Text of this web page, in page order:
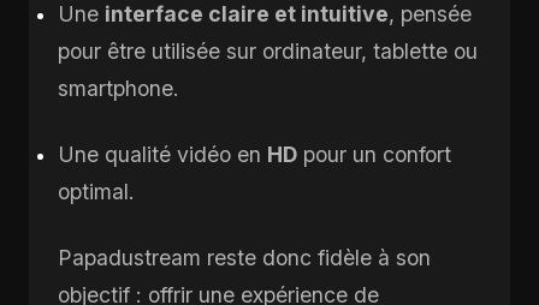
Une interface claire et intuitive, pensée
pour être utilisée sur ordinateur, tablette ou
smartphone.
Une qualité vidéo en HD pour un confort
optimal.
Papadustream reste donc fidèle à son
objectif : offrir une expérience de